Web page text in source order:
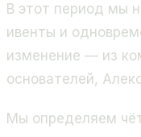
В этот период мы
ивенты и
изменение — из
основателей,
Мы определяем